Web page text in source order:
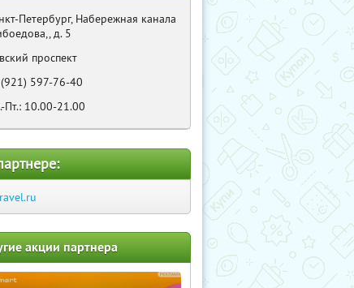
Петербург, Набережная канала
д. 5
проспект
597-76-40
Пт.: 10.00-21.00
акции партнера